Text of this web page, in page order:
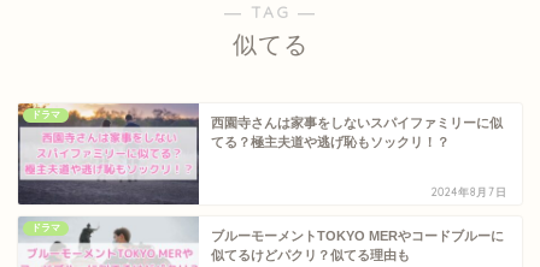
― TAG ―
似てる
ドラマ
西園寺さんは家事をしないスパイファミリーに似
てる？極主夫道や逃げ恥もソックリ！？
2024年8月7日
ドラマ
ブルーモーメントTOKYO MERやコードブルーに
似てるけどパクリ？似てる理由も